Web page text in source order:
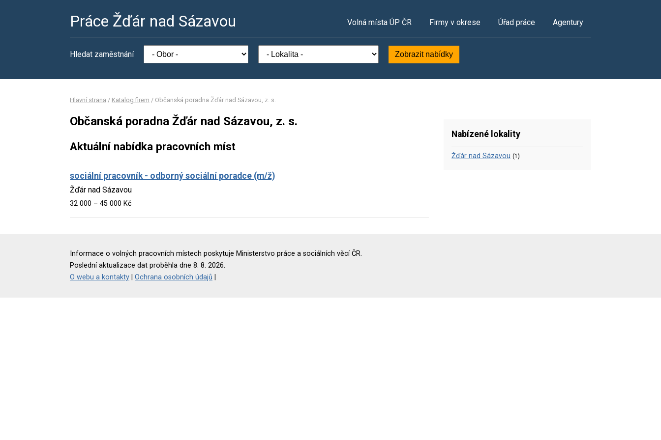
Práce Žďár nad Sázavou Volná místa ÚP ČR Firmy v okrese Úřad práce Agentury
Hledat zaměstnání Zobrazit nabídky
Hlavní strana / Katalog firem / Občanská poradna Žďár nad Sázavou, z. s.
Občanská poradna Žďár nad Sázavou, z. s.
Aktuální nabídka pracovních míst
sociální pracovník - odborný sociální poradce (m/ž)
Žďár nad Sázavou
32 000 – 45 000 Kč
Nabízené lokality
Žďár nad Sázavou (1)
Informace o volných pracovních místech poskytuje Ministerstvo práce a sociálních věcí ČR.
Poslední aktualizace dat proběhla dne 8. 8. 2026.
O webu a kontakty
Ochrana osobních údajů